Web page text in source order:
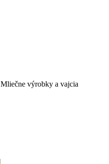
Mliečne výrobky a vajcia